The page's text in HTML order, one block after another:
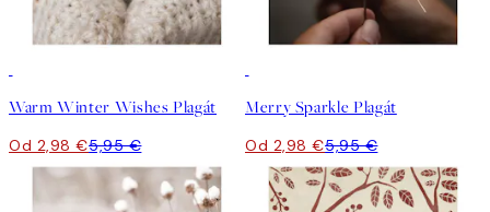
Warm Winter Wishes Plagát
Od 2,98 €5,95 €
Merry Sparkle Plagát
Od 2,98 €5,95 €